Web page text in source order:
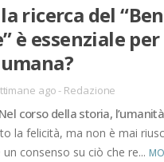
ri­cer­ca del
è es­sen­zia­le
ago- Redazione
cor­so del­la sto­ria, l’u­ma­ni­tà
la fe­li­ci­tà, ma non è mai
con­sen­so su ciò che re...